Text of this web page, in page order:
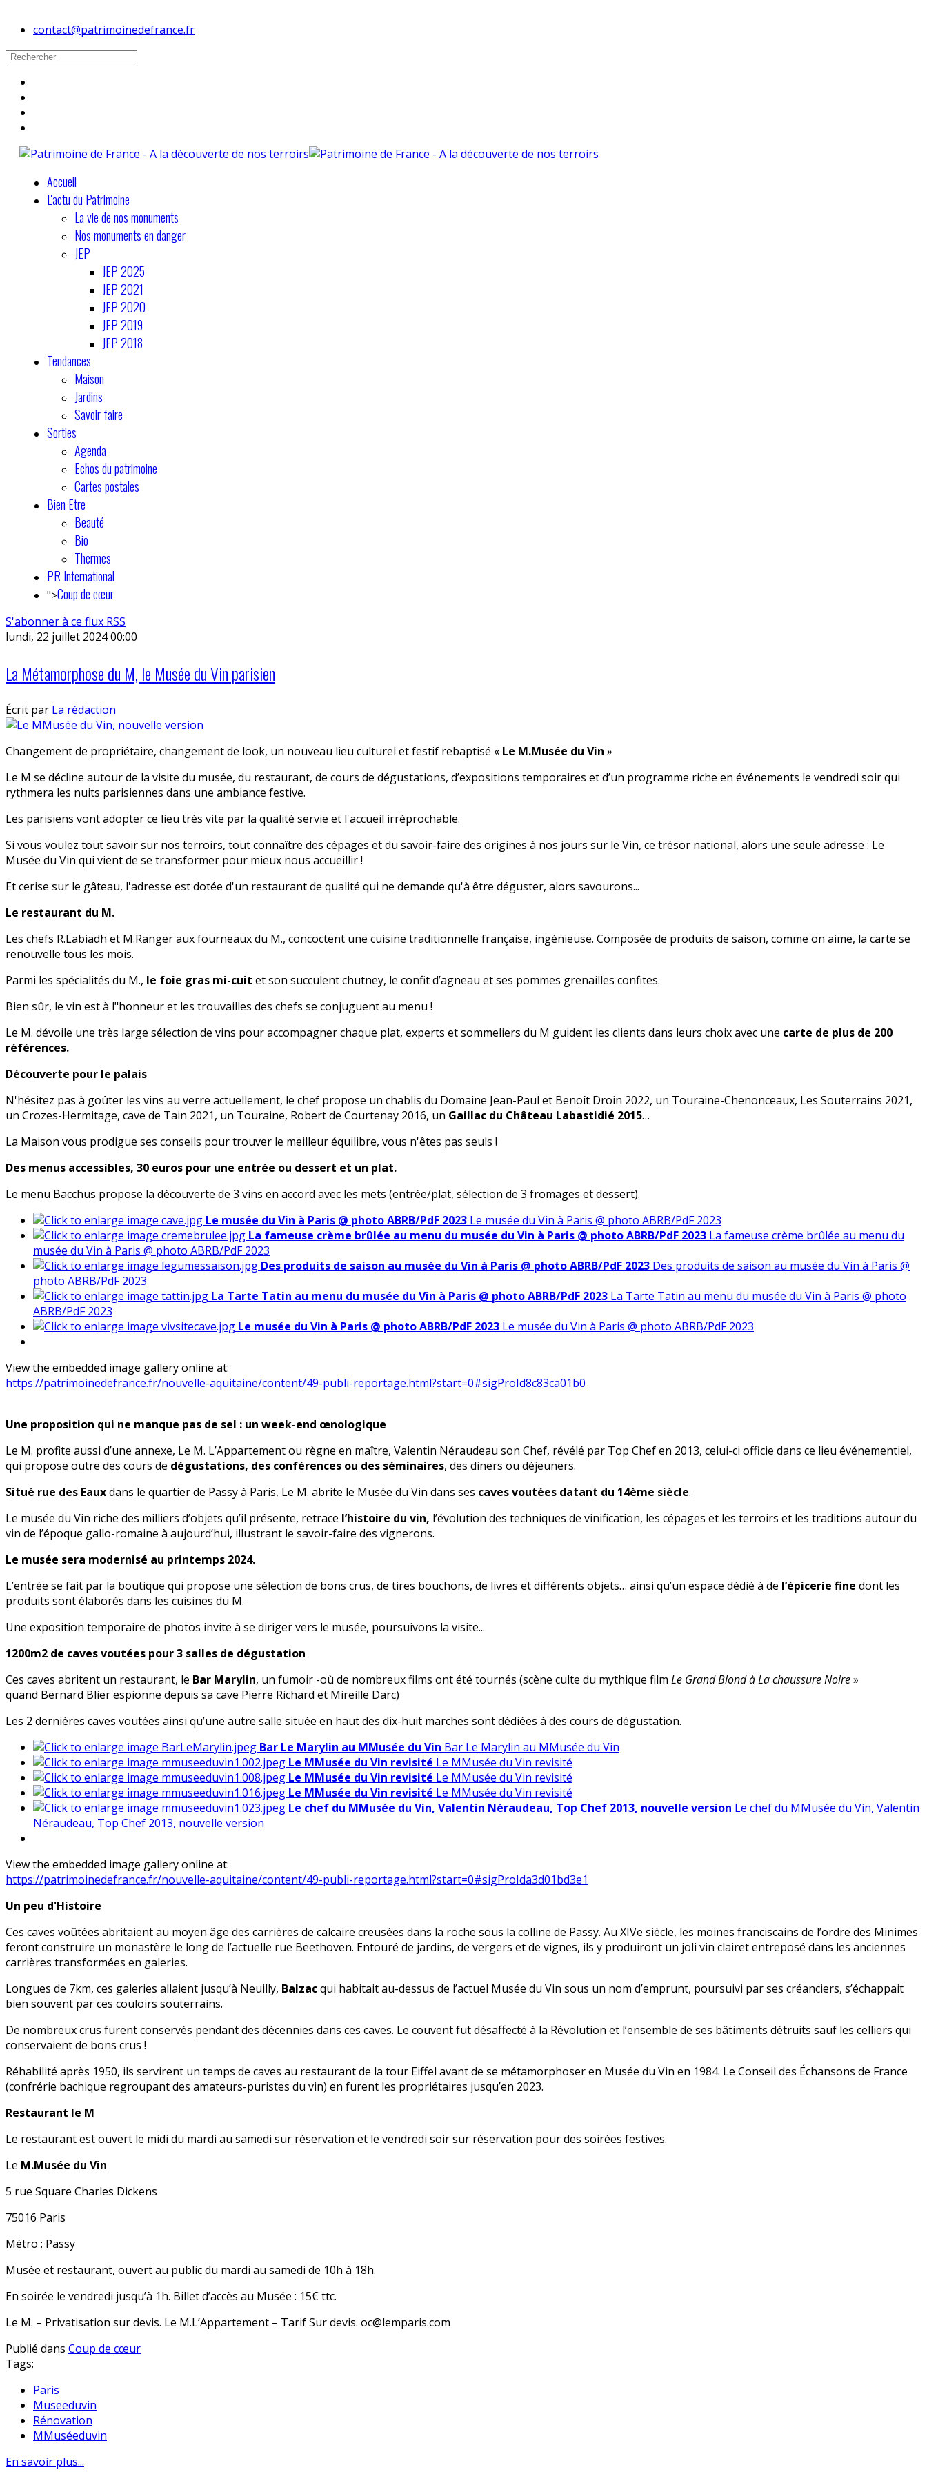
contact@patrimoinedefrance.fr
Accueil
L'actu du Patrimoine
La vie de nos monuments
Nos monuments en danger
JEP
JEP 2025
JEP 2021
JEP 2020
JEP 2019
JEP 2018
Tendances
Maison
Jardins
Savoir faire
Sorties
Agenda
Echos du patrimoine
Cartes postales
Bien Etre
Beauté
Bio
Thermes
PR International
">Coup de cœur
S'abonner à ce flux RSS
lundi, 22 juillet 2024 00:00
La Métamorphose du M, le Musée du Vin parisien
Écrit par La rédaction
Changement de propriétaire, changement de look, un nouveau lieu culturel et festif rebaptisé « Le M.Musée du Vin »
Le M se décline autour de la visite du musée, du restaurant, de cours de dégustations, d’expositions temporaires et d’un programme riche en événements le vendredi soir qui
rythmera les nuits parisiennes dans une ambiance festive.
Les parisiens vont adopter ce lieu très vite par la qualité servie et l'accueil irréprochable.
Si vous voulez tout savoir sur nos terroirs, tout connaître des cépages et du savoir-faire des origines à nos jours sur le Vin, ce trésor national, alors une seule adresse : Le
Musée du Vin qui vient de se transformer pour mieux nous accueillir !
Et cerise sur le gâteau, l'adresse est dotée d'un restaurant de qualité qui ne demande qu'à être déguster, alors savourons...
Le restaurant du M.
Les chefs R.Labiadh et M.Ranger aux fourneaux du M., concoctent une cuisine traditionnelle française, ingénieuse. Composée de produits de saison, comme on aime, la carte se
renouvelle tous les mois.
Parmi les spécialités du M., le foie gras mi-cuit et son succulent chutney, le confit d’agneau et ses pommes grenailles confites.
Bien sûr, le vin est à l"honneur et les trouvailles des chefs se conjuguent au menu !
Le M. dévoile une très large sélection de vins pour accompagner chaque plat, experts et sommeliers du M guident les clients dans leurs choix avec une carte de plus de 200
références.
Découverte pour le palais
N'hésitez pas à goûter les vins au verre actuellement, le chef propose un chablis du Domaine Jean-Paul et Benoît Droin 2022, un Touraine-Chenonceaux, Les Souterrains 2021,
un Crozes-Hermitage, cave de Tain 2021, un Touraine, Robert de Courtenay 2016, un Gaillac du Château Labastidié 2015…
La Maison vous prodigue ses conseils pour trouver le meilleur équilibre, vous n'êtes pas seuls !
Des menus accessibles, 30 euros pour une entrée ou dessert et un plat.
Le menu Bacchus propose la découverte de 3 vins en accord avec les mets (entrée/plat, sélection de 3 fromages et dessert).
Le musée du Vin à Paris @ photo ABRB/PdF 2023 Le musée du Vin à Paris @ photo ABRB/PdF 2023
La fameuse crème brûlée au menu du musée du Vin à Paris @ photo ABRB/PdF 2023 La fameuse crème brûlée au menu du
musée du Vin à Paris @ photo ABRB/PdF 2023
Des produits de saison au musée du Vin à Paris @ photo ABRB/PdF 2023 Des produits de saison au musée du Vin à Paris @
photo ABRB/PdF 2023
La Tarte Tatin au menu du musée du Vin à Paris @ photo ABRB/PdF 2023 La Tarte Tatin au menu du musée du Vin à Paris @ photo
ABRB/PdF 2023
Le musée du Vin à Paris @ photo ABRB/PdF 2023 Le musée du Vin à Paris @ photo ABRB/PdF 2023
View the embedded image gallery online at:
https://patrimoinedefrance.fr/nouvelle-aquitaine/content/49-publi-reportage.html?start=0#sigProId8c83ca01b0
Une proposition qui ne manque pas de sel : un week-end œnologique
Le M. profite aussi d’une annexe, Le M. L’Appartement ou règne en maître, Valentin Néraudeau son Chef, révélé par Top Chef en 2013, celui-ci officie dans ce lieu événementiel,
qui propose outre des cours de dégustations, des conférences ou des séminaires, des diners ou déjeuners.
Situé rue des Eauxdans le quartier de Passy à Paris, Le M. abrite le Musée du Vin dans ses caves voutées datant du 14ème siècle.
Le musée du Vin riche des milliers d’objets qu’il présente, retrace l’histoire du vin, l’évolution des techniques de vinification, les cépages et les terroirs et les traditions autour du
vin de l’époque gallo-romaine à aujourd’hui, illustrant le savoir-faire des vignerons.
Le musée sera modernisé au printemps 2024.
L’entrée se fait par la boutique qui propose une sélection de bons crus, de tires bouchons, de livres et différents objets… ainsi qu’un espace dédié à de l’épicerie fine dont les
produits sont élaborés dans les cuisines du M.
Une exposition temporaire de photos invite à se diriger vers le musée, poursuivons la visite...
1200m2 de caves voutées pour 3 salles de dégustation
Ces caves abritent un restaurant, le Bar Marylin, un fumoir -où de nombreux films ont été tournés (scène culte du mythique film Le Grand Blond à La chaussure Noire»
quand Bernard Blier espionne depuis sa cave Pierre Richard et Mireille Darc)
Les 2 dernières caves voutées ainsi qu’une autre salle située en haut des dix-huit marches sont dédiées à des cours de dégustation.
Bar Le Marylin au MMusée du Vin Bar Le Marylin au MMusée du Vin
Le MMusée du Vin revisité Le MMusée du Vin revisité
Le MMusée du Vin revisité Le MMusée du Vin revisité
Le MMusée du Vin revisité Le MMusée du Vin revisité
Le chef du MMusée du Vin, Valentin Néraudeau, Top Chef 2013, nouvelle version Le chef du MMusée du Vin, Valentin
Néraudeau, Top Chef 2013, nouvelle version
View the embedded image gallery online at:
https://patrimoinedefrance.fr/nouvelle-aquitaine/content/49-publi-reportage.html?start=0#sigProIda3d01bd3e1
Un peu d'Histoire
Ces caves voûtées abritaient au moyen âge des carrières de calcaire creusées dans la roche sous la colline de Passy. Au XIVe siècle, les moines franciscains de l’ordre des Minimes
feront construire un monastère le long de l’actuelle rue Beethoven. Entouré de jardins, de vergers et de vignes, ils y produiront un joli vin clairet entreposé dans les anciennes
carrières transformées en galeries.
Longues de 7km, ces galeries allaient jusqu’à Neuilly, Balzacqui habitait au-dessus de l’actuel Musée du Vin sous un nom d’emprunt, poursuivi par ses créanciers, s’échappait
bien souvent par ces couloirs souterrains.
De nombreux crus furent conservés pendant des décennies dans ces caves. Le couvent fut désaffecté à la Révolution et l’ensemble de ses bâtiments détruits sauf les celliers qui
conservaient de bons crus !
Réhabilité après 1950, ils servirent un temps de caves au restaurant de la tour Eiffel avant de se métamorphoser en Musée du Vin en 1984. Le Conseil des Échansons de France
(confrérie bachique regroupant des amateurs-puristes du vin) en furent les propriétaires jusqu’en 2023.
Restaurant le M
Le restaurant est ouvert le midi du mardi au samedi sur réservation et le vendredi soir sur réservation pour des soirées festives.
Le M.Musée du Vin
5 rue Square Charles Dickens
75016 Paris
Métro : Passy
Musée et restaurant, ouvert au public du mardi au samedi de 10h à 18h.
En soirée le vendredi jusqu’à 1h. Billet d’accès au Musée : 15€ ttc.
Le M. – Privatisation sur devis. Le M.L’Appartement – Tarif Sur devis. oc@lemparis.com
Publié dans Coup de cœur
Tags:
Paris
Museeduvin
Rénovation
MMuséeduvin
En savoir plus...